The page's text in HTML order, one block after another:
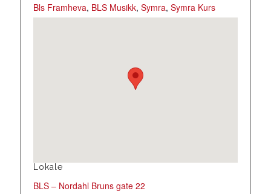
Bls Framheva, BLS Musikk, Symra, Symra Kurs
Lokale
BLS – Nordahl Bruns gate 22